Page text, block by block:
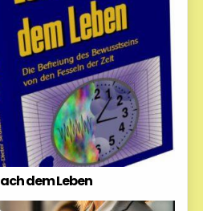
dem Leben